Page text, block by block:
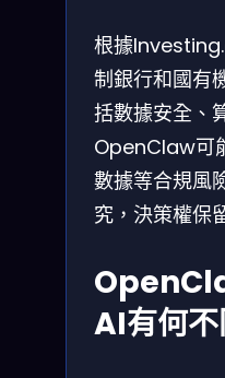
根據
制銀行和國有
括數據安全、
OpenClaw可
數據等合規風
究，決策權保
AI有何不